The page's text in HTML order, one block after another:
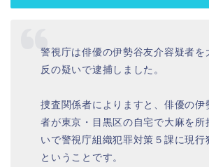
警視庁は俳優の伊勢谷友介容疑者を
反の疑いで逮捕しました。
捜査関係者によりますと、俳優の伊
者が東京・目黒区の自宅で大麻を所
いで警視庁組織犯罪対策５課に現行
ということです。